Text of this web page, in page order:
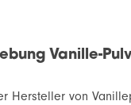
Vanille-
Hersteller von